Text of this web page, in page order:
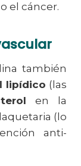
el cáncer.
también
lipídico (las
en la
(lo
anti-